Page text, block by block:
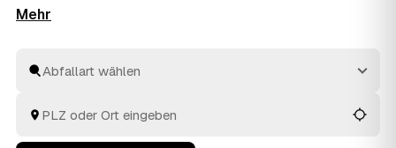
Oldendorf ist das der Moment für einen Container. Über
mehrere Festpreis-Angebote geprüfter Anbieter ein.
Logistik kümmern müssen. Sie vergleichen die